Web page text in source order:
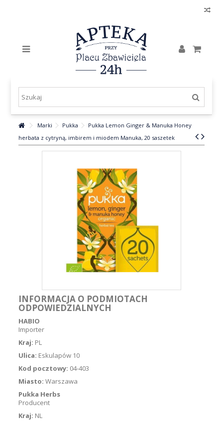
Marki Pukka
Pukka Lemon Ginger & Manuka Honey
herbata z cytryną, imbirem i miodem Manuka, 20 saszetek
INFORMACJA O PODMIOTACH
ODPOWIEDZIALNYCH
HABIO
Importer
Kraj: PL
Ulica: Eskulapów 10
Kod pocztowy: 04-403
Miasto: Warszawa
Pukka Herbs
Producent
Kraj: NL